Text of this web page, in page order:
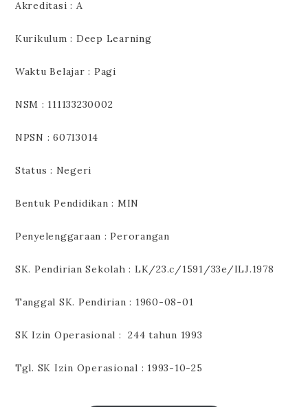
Akreditasi : A
Kurikulum : Deep Learning
Waktu Belajar : Pagi
NSM : 111133230002
NPSN : 60713014
Status : Negeri
Bentuk Pendidikan : MIN
Penyelenggaraan : Perorangan
SK. Pendirian Sekolah : LK/23.c/1591/33e/ILJ.1978
Tanggal SK. Pendirian : 1960-08-01
SK Izin Operasional : 244 tahun 1993
Tgl. SK Izin Operasional : 1993-10-25